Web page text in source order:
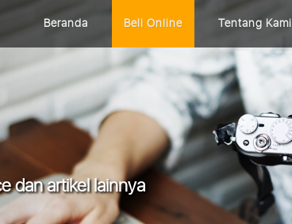
Beranda Beli Online Tentang Kami
dan artikel lainnya